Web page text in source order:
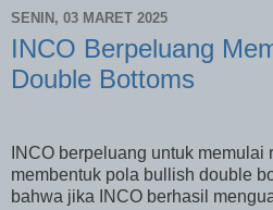
SENIN, 03 MARET 2025
INCO Berpeluang
Double Bottoms
INCO berpeluang untuk memulai
membentuk pola bullish double
bahwa jika INCO berhasil